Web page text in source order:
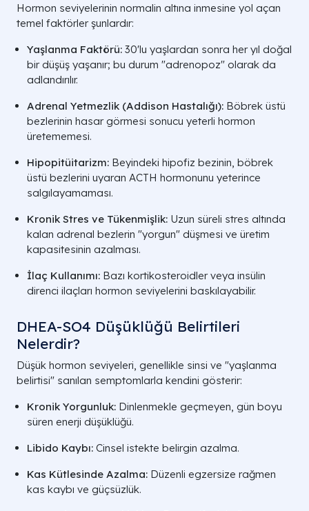
Hormon seviyelerinin normalin altına inmesine yol açan
temel faktörler şunlardır:
Yaşlanma Faktörü: 30'lu yaşlardan sonra her yıl doğal
bir düşüş yaşanır; bu durum "adrenopoz" olarak da
adlandırılır.
Adrenal Yetmezlik (Addison Hastalığı): Böbrek üstü
bezlerinin hasar görmesi sonucu yeterli hormon
üretememesi.
Hipopitüitarizm: Beyindeki hipofiz bezinin, böbrek
üstü bezlerini uyaran ACTH hormonunu yeterince
salgılayamaması.
Kronik Stres ve Tükenmişlik: Uzun süreli stres altında
kalan adrenal bezlerin "yorgun" düşmesi ve üretim
kapasitesinin azalması.
İlaç Kullanımı: Bazı kortikosteroidler veya insülin
direnci ilaçları hormon seviyelerini baskılayabilir.
DHEA-SO4 Düşüklüğü Belirtileri
Nelerdir?
Düşük hormon seviyeleri, genellikle sinsi ve "yaşlanma
belirtisi" sanılan semptomlarla kendini gösterir:
Kronik Yorgunluk: Dinlenmekle geçmeyen, gün boyu
süren enerji düşüklüğü.
Libido Kaybı: Cinsel istekte belirgin azalma.
Kas Kütlesinde Azalma: Düzenli egzersize rağmen
kas kaybı ve güçsüzlük.